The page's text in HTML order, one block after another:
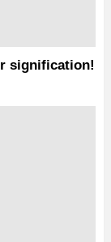
signification!